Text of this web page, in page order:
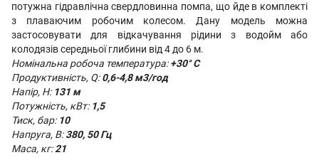
потужна гідравлічна свердловинна помпа, що йде в комплекті
з плаваючим робочим колесом. Дану модель можна
застосовувати для відкачування рідини з водойм або
колодязів середньої глибини від 4 до 6 м.
Номінальна робоча температура:+30° C
Продуктивність, Q:0,6-4,8 м3/год
Напір, Н: 131 м
Потужність, кВт: 1,5
Тиск, бар: 10
Напруга, В:380, 50 Гц
Маса, кг:21